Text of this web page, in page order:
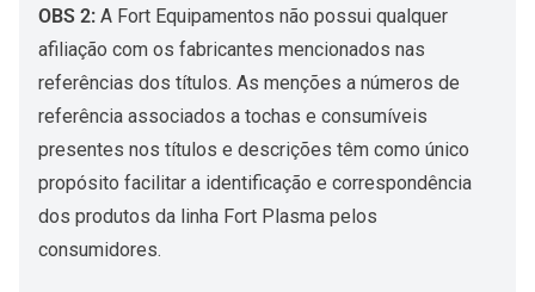
OBS 2: A Fort Equipamentos não possui qualquer
afiliação com os fabricantes mencionados nas
referências dos títulos. As menções a números de
referência associados a tochas e consumíveis
presentes nos títulos e descrições têm como único
propósito facilitar a identificação e correspondência
dos produtos da linha Fort Plasma pelos
consumidores.